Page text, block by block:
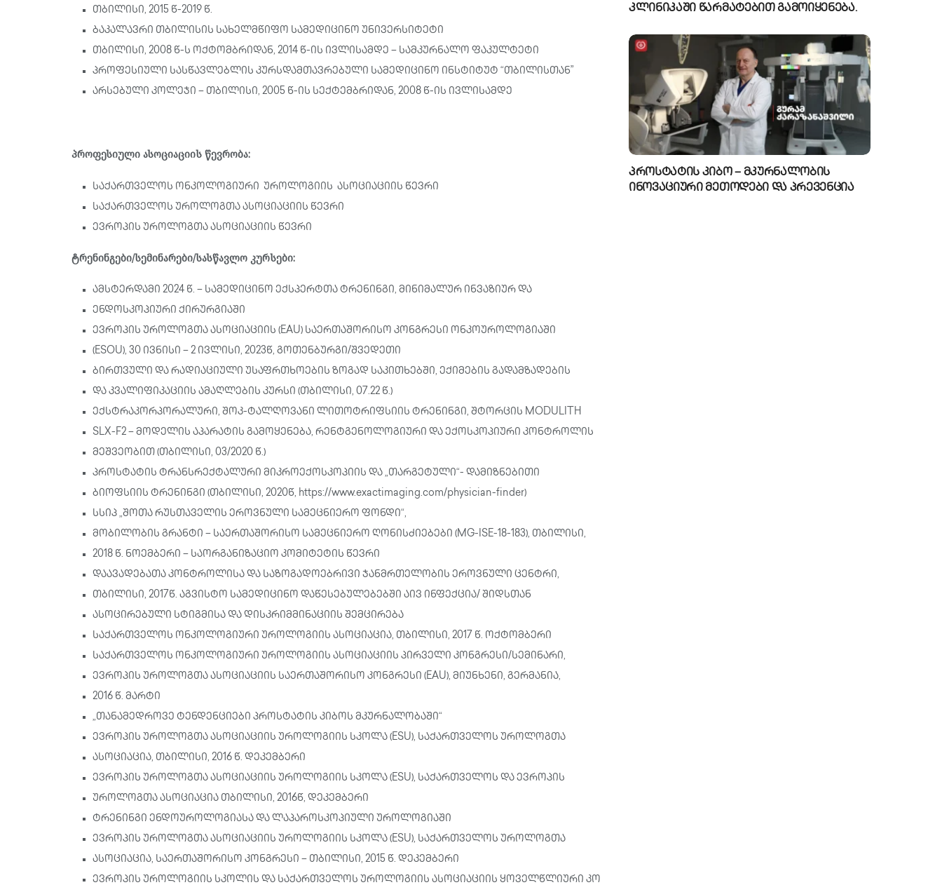
თბილისი, 2015 წ-2019 წ.
ბაკალავრი თბილისის სახელმწიფო სამედიცინო უნივერსიტეტი
თბილისი, 2008 წ-ს ოქტომბრიდან, 2014 წ-ის ივლისამდე – სამკურნალო ფაკულტეტი
პროფესიული სასწავლებლის კურსდამთავრებული სამედიცინო ინსტიტუტ “თბილისთან”
არსებული კოლეჯი – თბილისი, 2005 წ-ის სექტემბრიდან, 2008 წ-ის ივლისამდე
პროფესიული ასოციაციის წევრობა:
საქართველოს ონკოლოგიური უროლოგიის ასოციაციის წევრი
საქართველოს უროლოგთა ასოციაციის წევრი
ევროპის უროლოგთა ასოციაციის წევრი
ტრენინგები/სემინარები/სასწავლო კურსები:
ამსტერდამი 2024 წ. – სამედიცინო ექსპერტთა ტრენინგი, მინიმალურ ინვაზიურ და
ენდოსკოპიური ქირურგიაში
ევროპის უროლოგთა ასოციაციის (EAU) საერთაშორისო კონგრესი ონკოუროლოგიაში
(ESOU), 30 ივნისი – 2 ივლისი, 2023წ, გოთენბურგი/შვედეთი
ბირთვული და რადიაციული უსაფრთხოების ზოგად საკითხებში, ექიმების გადამზადების
და კვალიფიკაციის ამაღლების კურსი (თბილისი, 07.22 წ.)
ექსტრაკორპორალური, შოკ-ტალღოვანი ლითოტრიფსიის ტრენინგი, შტორცის MODULITH
SLX-F2 – მოდელის აპარატის გამოყენება, რენტგენოლოგიური და ექოსკოპიური კონტროლის
მეშვეობით (თბილისი, 03/2020 წ.)
პროსტატის ტრანსრექტალური მიკროექოსკოპიის და „თარგეტული“- დამიზნებითი
ბიოფსიის ტრენინგი (თბილისი, 2020წ, https://www.exactimaging.com/physician-finder)
სსიპ „შოთა რუსთაველის ეროვნული სამეცნიერო ფონდი“,
მობილობის გრანტი – საერთაშორისო სამეცნიერო ღონისძიებები (MG-ISE-18-183), თბილისი,
2018 წ. ნოემბერი – საორგანიზაციო კომიტეტის წევრი
დაავადებათა კონტროლისა და საზოგადოებრივი ჯანმრთელობის ეროვნული ცენტრი,
თბილისი, 2017წ. აგვისტო სამედიცინო დაწესებულებებში აივ ინფექცია/ შიდსთან
ასოცირებული სტიგმისა და დისკრიმმინაციის შემცირება
საქართველოს ონკოლოგიური უროლოგიის ასოციაცია, თბილისი, 2017 წ. ოქტომბერი
საქართველოს ონკოლოგიური უროლოგიის ასოციაციის პირველი კონგრესი/სემინარი,
ევროპის უროლოგთა ასოციაციის საერთაშორისო კონგრესი (EAU), მიუნხენი, გერმანია,
2016 წ. მარტი
„თანამედროვე ტენდენციები პროსტატის კიბოს მკურნალობაში“
ევროპის უროლოგთა ასოციაციის უროლოგიის სკოლა (ESU), საქართველოს უროლოგთა
ასოციაცია, თბილისი, 2016 წ. დეკემბერი
ევროპის უროლოგთა ასოციაციის უროლოგიის სკოლა (ESU), საქართველოს და ევროპის
უროლოგთა ასოციაცია თბილისი, 2016წ, დეკემბერი
ტრენინგი ენდოუროლოგიასა და ლაპაროსკოპიული უროლოგიაში
ევროპის უროლოგთა ასოციაციის უროლოგიის სკოლა (ESU), საქართველოს უროლოგთა
ასოციაცია, საერთაშორისო კონგრესი – თბილისი, 2015 წ. დეკემბერი
ევროპის უროლოგიის სკოლის და საქართველოს უროლოგიის ასოციაციის ყოველწლიური კო
კლინიკაში წარმატებით გამოიყენება.
პროსტატის კიბო – მკურნალობის
ინოვაციური მეთოდები და პრევენცია